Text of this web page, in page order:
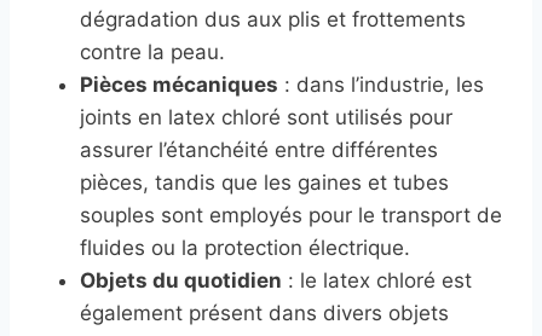
dégradation dus aux plis et frottements
contre la peau.
Pièces mécaniques : dans l’industrie, les
joints en latex chloré sont utilisés pour
assurer l’étanchéité entre différentes
pièces, tandis que les gaines et tubes
souples sont employés pour le transport de
fluides ou la protection électrique.
Objets du quotidien : le latex chloré est
également présent dans divers objets